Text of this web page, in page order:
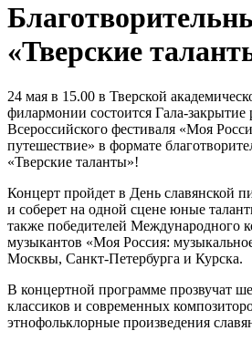
«Тверские
24 мая в 15.00 в Тверской
филармонии состоится Гала-закрытие
Всероссийского фестиваля «Моя
путешествие» в формате
«Тверские таланты»!
Концерт пройдет в День славянской
и соберет на одной сцене юные
также победителей Международного
музыкантов «Моя Россия:
Москвы, Санкт-Петербурга и Курска.
В концертной программе прозвучат
классиков и современных
этнофольклорные произведения